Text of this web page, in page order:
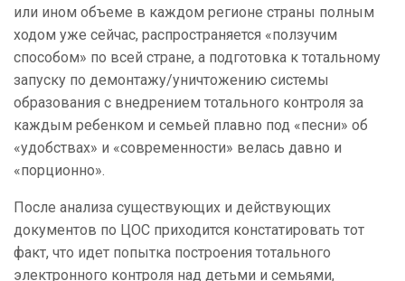
или ином объеме в каждом регионе страны полным
ходом уже сейчас, распространяется «ползучим
способом» по всей стране, а подготовка к тотальному
запуску по демонтажу/уничтожению системы
образования с внедрением тотального контроля за
каждым ребенком и семьей плавно под «песни» об
«удобствах» и «современности» велась давно и
«порционно».
После анализа существующих и действующих
документов по ЦОС приходится констатировать тот
факт, что идет попытка построения тотального
электронного контроля над детьми и семьями,